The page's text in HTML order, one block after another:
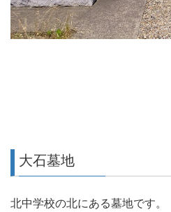
大石墓地
北中学校の北にある墓地です。